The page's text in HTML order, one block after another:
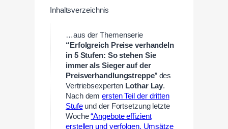
Inhaltsverzeichnis
…aus der Themenserie
“Erfolgreich Preise verhandeln
in 5 Stufen: So stehen Sie
immer als Sieger auf der
Preisverhandlungstreppe” des
Vertriebsexperten Lothar Lay.
Nach demersten Teil der dritten
Stufeund der Fortsetzung letzte
Woche“Angebote effizient
erstellen und verfolgen, Umsätze